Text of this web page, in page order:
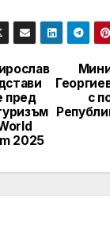
с
пред
2025